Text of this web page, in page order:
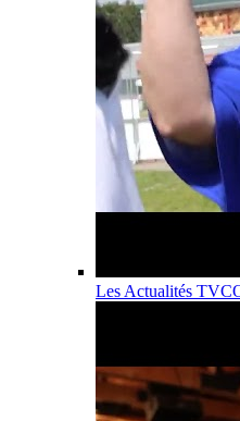
Les Actualités